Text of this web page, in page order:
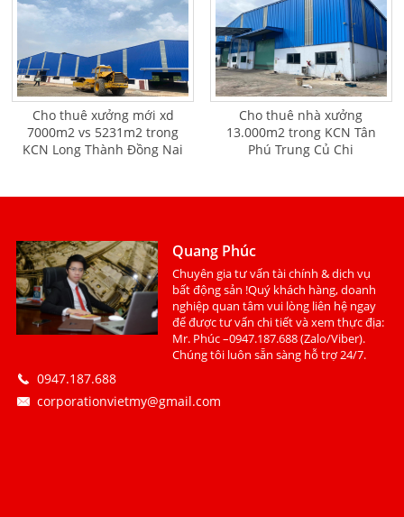
Cho thuê xưởng mới xd
7000m2 vs 5231m2 trong
KCN Long Thành Đồng Nai
Cho thuê nhà xưởng
13.000m2 trong KCN Tân
Phú Trung Củ Chi
Quang Phúc
Chuyên gia tư vấn tài chính & dịch vụ
bất động sản !Quý khách hàng, doanh
nghiệp quan tâm vui lòng liên hệ ngay
để được tư vấn chi tiết và xem thực địa:
Mr. Phúc –0947.187.688 (Zalo/Viber).
Chúng tôi luôn sẵn sàng hỗ trợ 24/7.
0947.187.688
corporationvietmy@gmail.com